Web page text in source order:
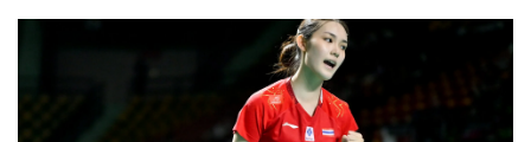
500 (HSBC BWF World Tour Super 500) ชิงถ้วยพระราชทาน
พระบาทสมเด็จพระเจ้าอยู่หัว และเงินรางวัลรวมกว่า 500,000
เหรียญสหรัฐ หรือประมาณ 16,500,000 บาท ที่อาคารกีฬานิมิ
บุตร สนามกีฬาแห่งชาติ เมื่อวันเสาร์ที่ 16 พ.ค.69 ที่ผ่านมา ใน